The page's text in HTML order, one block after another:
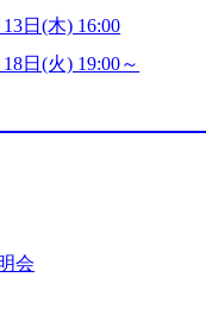
の深い理解を持つコ
見を持つシンプレク
https://
www.xspear.co.jp/
から実装支援を軸に
等の幅広いプロジェ
略策定、DX戦略立
おいてはDX戦略立
センチュア出身。金
私たちの技術/私た
たちの技術/私たちの
急伸長しており、そ
43a7-a367-
images/
49d6-
「プレゼン研修」、
度を実施しており、
日(木) 16:00
日(火) 19:00～
会